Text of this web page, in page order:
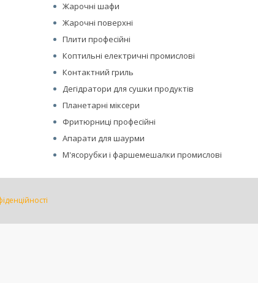
Жарочні шафи
Жарочні поверхні
Плити професійні
Коптильні електричні промислові
Контактний гриль
Дегідратори для сушки продуктів
Планетарні міксери
Фритюрниці професійні
Апарати для шаурми
М'ясорубки і фаршемешалки промислові